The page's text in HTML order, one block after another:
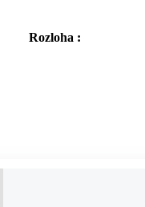
Rozloha :